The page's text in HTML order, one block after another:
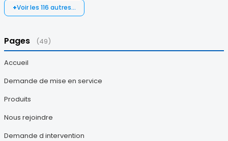
Voir les 116 autres…
Pages (49)
Accueil
Demande de mise en service
Produits
Nous rejoindre
Demande d intervention